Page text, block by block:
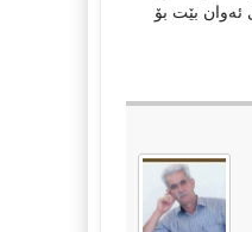
بێت بۆ